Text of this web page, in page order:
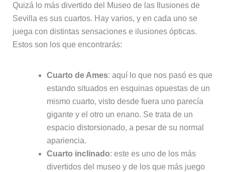
Quizá lo más divertido del Museo de las Ilusiones de
Sevilla es sus cuartos. Hay varios, y en cada uno se
juega con distintas sensaciones e ilusiones ópticas.
Estos son los que encontrarás:
Cuarto de Ames: aquí lo que nos pasó es que
estando situados en esquinas opuestas de un
mismo cuarto, visto desde fuera uno parecía
gigante y el otro un enano. Se trata de un
espacio distorsionado, a pesar de su normal
apariencia.
Cuarto inclinado: este es uno de los más
divertidos del museo y de los que más juego